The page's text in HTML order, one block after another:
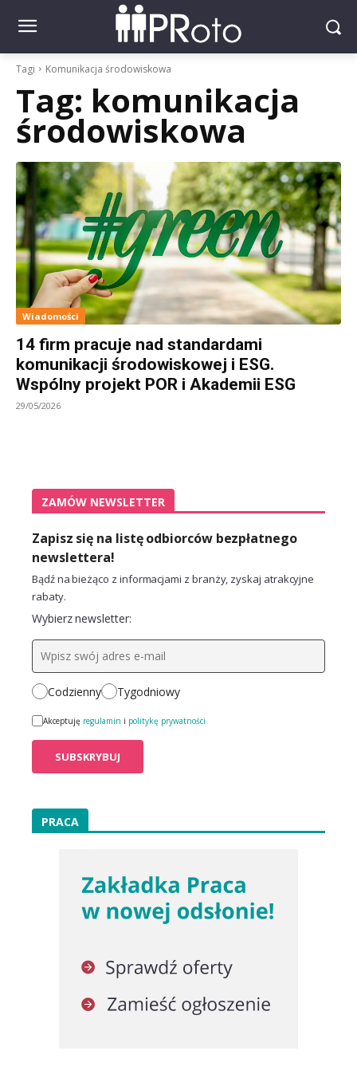
Tagi Komunikacja środowiskowa
Tag: komunikacja
środowiskowa
Wiadomości
14 firm pracuje nad standardami
komunikacji środowiskowej i ESG.
Wspólny projekt POR i Akademii ESG
29/05/2026
ZAMÓW NEWSLETTER
Zapisz się na listę odbiorców bezpłatnego
newslettera!
Bądź na bieżąco z informacjami z branży, zyskaj atrakcyjne
rabaty.
Wybierz newsletter:
Codzienny Tygodniowy
Akceptuję regulamin i politykę prywatności
PRACA